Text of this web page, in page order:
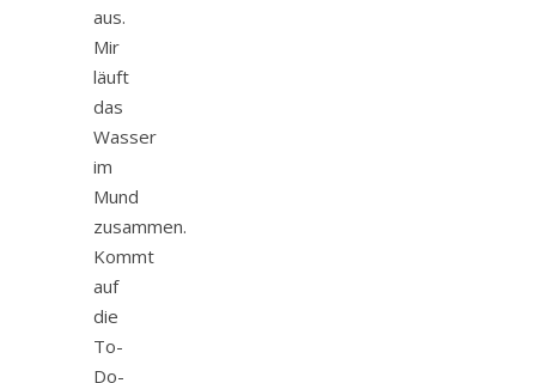
aus.
Mir
läuft
das
Wasser
im
Mund
zusammen.
Kommt
auf
die
To-
Do-